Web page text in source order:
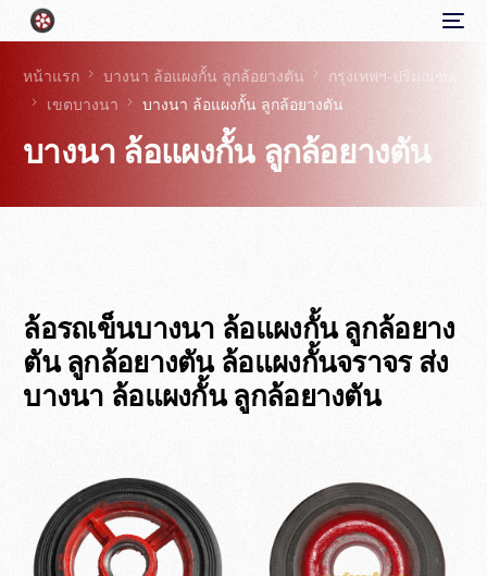
หน้าแรก บางนา ล้อแผงกั้น ลูกล้อยางตัน
กรุงเทพฯ-ปริมณฑล
เขตบางนา
บางนา ล้อแผงกั้น ลูกล้อยางตัน
บางนา ล้อแผงกั้น ลูกล้อยางตัน
ล้อรถเข็นบางนา ล้อแผงกั้น ลูกล้อยาง
ตัน ลูกล้อยางตัน ล้อแผงกั้นจราจร ส่ง
บางนา ล้อแผงกั้น ลูกล้อยางตัน